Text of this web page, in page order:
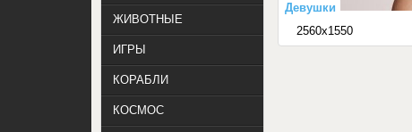
Девушки
2560x1550
ЖИВОТНЫЕ
ИГРЫ
КОРАБЛИ
КОСМОС